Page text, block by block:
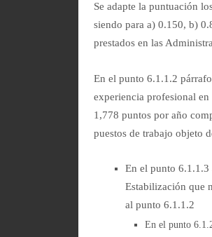
Se adapte la puntuación
siendo para a) 0.150, b)
prestados en las
En el punto 6.1.1.2
experiencia profesional en
1,778 puntos por año
puestos de trabajo objeto
En el punto 6.1.1.3
Estabilización que
al punto 6.1.1.2
En el punto